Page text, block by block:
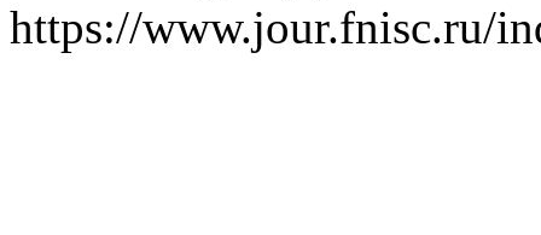
https://www.jour.fnisc.ru/